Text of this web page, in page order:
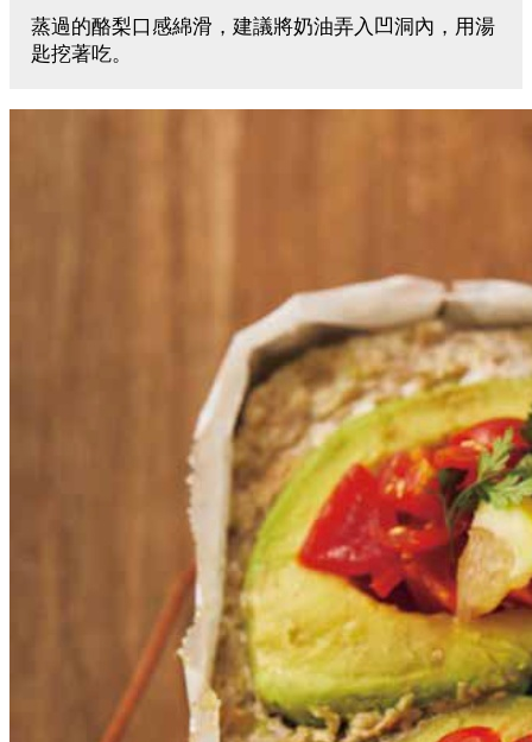
蒸過的酪梨口感綿滑，建議將奶油弄入凹洞內，用湯
匙挖著吃。